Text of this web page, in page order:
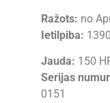
Ražots: no
Ietilpiba:
Jauda: 150
Serijas
0151